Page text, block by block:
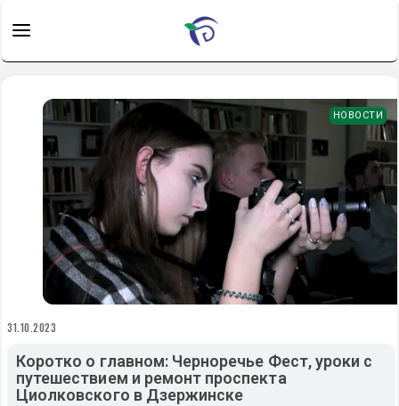
НОВОСТИ
31.10.2023
Коротко о главном: Черноречье Фест, уроки с
путешествием и ремонт проспекта
Циолковского в Дзержинске